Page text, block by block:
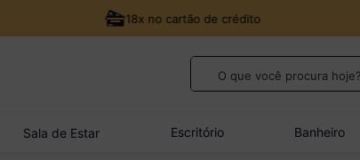
18x no cartão de crédito
O que você procura hoje?
Sala de Estar Escritório Banheiro